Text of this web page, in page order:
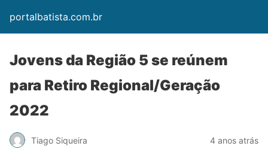
portalbatista.com.br
Jovens da Região 5 se reúnem
para Retiro Regional/Geração
2022
Tiago Siqueira 4 anos atrás